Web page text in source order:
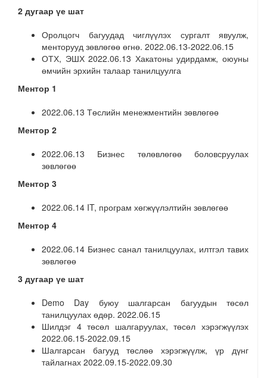
2 дугаар үе шат
Оролцогч багуудад чиглүүлэх сургалт явуулж,
менторууд зөвлөгөө өгнө. 2022.06.13-2022.06.15
ОТХ, ЭШХ 2022.06.13 Хакатоны удирдамж, оюуны
өмчийн эрхийн талаар танилцуулга
Ментор 1
2022.06.13 Төслийн менежментийн зөвлөгөө
Ментор 2
2022.06.13 Бизнес төлөвлөгөө боловсруулах
зөвлөгөө
Ментор 3
2022.06.14 IT, програм хөгжүүлэлтийн зөвлөгөө
Ментор 4
2022.06.14 Бизнес санал танилцуулах, илтгэл тавих
зөвлөгөө
3 дугаар үе шат
Demo Day буюу шалгарсан багуудын төсөл
танилцуулах өдөр. 2022.06.15
Шилдэг 4 төсөл шалгаруулах, төсөл хэрэгжүүлэх
2022.06.15-2022.09.15
Шалгарсан багууд төслөө хэрэгжүүлж, үр дүнг
тайлагнах 2022.09.15-2022.09.30